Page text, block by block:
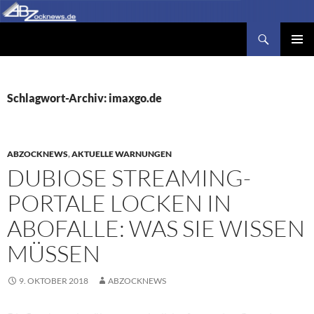
Zum
Inhalt
Schlagwort-Archiv: imaxgo.de
ABZOCKNEWS,AKTUELLE WARNUNGEN
DUBIOSE STREAMING-
PORTALE LOCKEN IN
ABOFALLE: WAS SIE WISSEN
MÜSSEN
9. OKTOBER 2018 ABZOCKNEWS